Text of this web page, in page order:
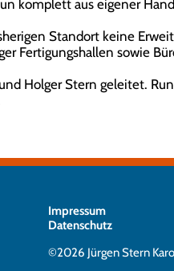
komplett aus eigener
Standort keine
Fertigungshallen sowie
Holger Stern geleitet.
Impressum
Datenschutz
©2026 Jürgen Stern